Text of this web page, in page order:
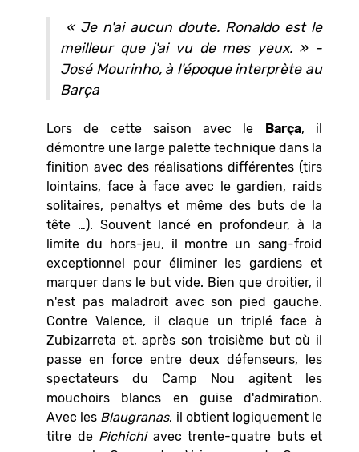
« Je n'ai aucun doute. Ronaldo est le
meilleur que j'ai vu de mes yeux. » -
José Mourinho, à l'époque interprète au
Barça
Lors de cette saison avec le Barça, il
démontre une large palette technique dans la
finition avec des réalisations différentes (tirs
lointains, face à face avec le gardien, raids
solitaires, penaltys et même des buts de la
tête …). Souvent lancé en profondeur, à la
limite du hors-jeu, il montre un sang-froid
exceptionnel pour éliminer les gardiens et
marquer dans le but vide. Bien que droitier, il
n'est pas maladroit avec son pied gauche.
Contre Valence, il claque un triplé face à
Zubizarreta et, après son troisième but où il
passe en force entre deux défenseurs, les
spectateurs du Camp Nou agitent les
mouchoirs blancs en guise d'admiration.
Avec les Blaugranas, il obtient logiquement le
titre de Pichichiavec trente-quatre buts et